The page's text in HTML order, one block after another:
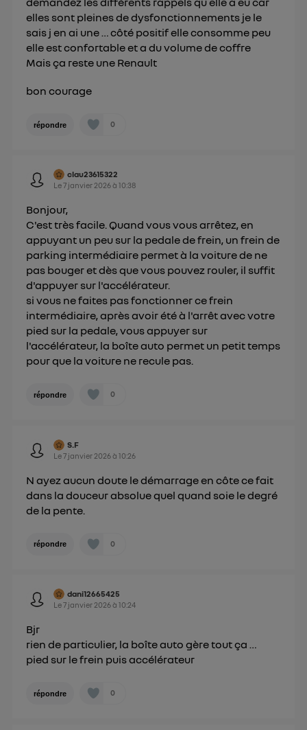
elles sont pleines de dysfonctionnements je le
sais j en ai une … côté positif elle consomme peu
elle est confortable et a du volume de coffre
Mais ça reste une Renault
bon courage
répondre 0
clau23615322
Le7 janvier 2026à10:38
Bonjour,
C'est très facile. Quand vous vous arrêtez, en
appuyant un peu sur la pedale de frein, un frein de
parking intermédiaire permet à la voiture de ne
pas bouger et dès que vous pouvez rouler, il suffit
d'appuyer sur l'accélérateur.
si vous ne faites pas fonctionner ce frein
intermédiaire, après avoir été à l'arrêt avec votre
pied sur la pedale, vous appuyer sur
l'accélérateur, la boîte auto permet un petit temps
pour que la voiture ne recule pas.
répondre 0
S.F
Le7 janvier 2026à10:26
N ayez aucun doute le démarrage en côte ce fait
dans la douceur absolue quel quand soie le degré
de la pente.
répondre 0
dani12665425
Le7 janvier 2026à10:24
Bjr
rien de particulier, la boîte auto gère tout ça …
pied sur le frein puis accélérateur
répondre 0